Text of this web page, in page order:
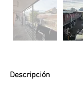
Descripción